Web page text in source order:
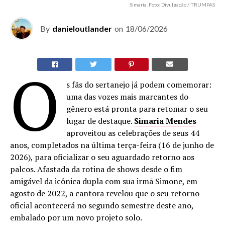
Simaria. Foto: Divulgação / TRUMPAS
By danieloutlander on 18/06/2026
O
s fãs do sertanejo já podem comemorar:
uma das vozes mais marcantes do
gênero está pronta para retomar o seu
lugar de destaque. Simaria Mendes
aproveitou as celebrações de seus 44
anos, completados na última terça-feira (16 de junho de
2026), para oficializar o seu aguardado retorno aos
palcos. Afastada da rotina de shows desde o fim
amigável da icônica dupla com sua irmã Simone, em
agosto de 2022, a cantora revelou que o seu retorno
oficial acontecerá no segundo semestre deste ano,
embalado por um novo projeto solo.